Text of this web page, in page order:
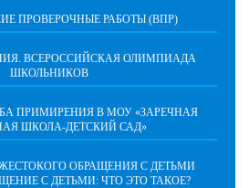
ПРОВЕРОЧНЫЕ РАБОТЫ (ВПР)
ВСЕРОССИЙСКАЯ ОЛИМПИАДА
ШКОЛЬНИКОВ
ПРИМИРЕНИЯ В МОУ «ЗАРЕЧНАЯ
ШКОЛА-ДЕТСКИЙ САД»
ОБРАЩЕНИЯ С ДЕТЬМИ
С ДЕТЬМИ: ЧТО ЭТО ТАКОЕ?